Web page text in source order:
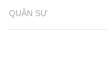
QUÂN SỰ